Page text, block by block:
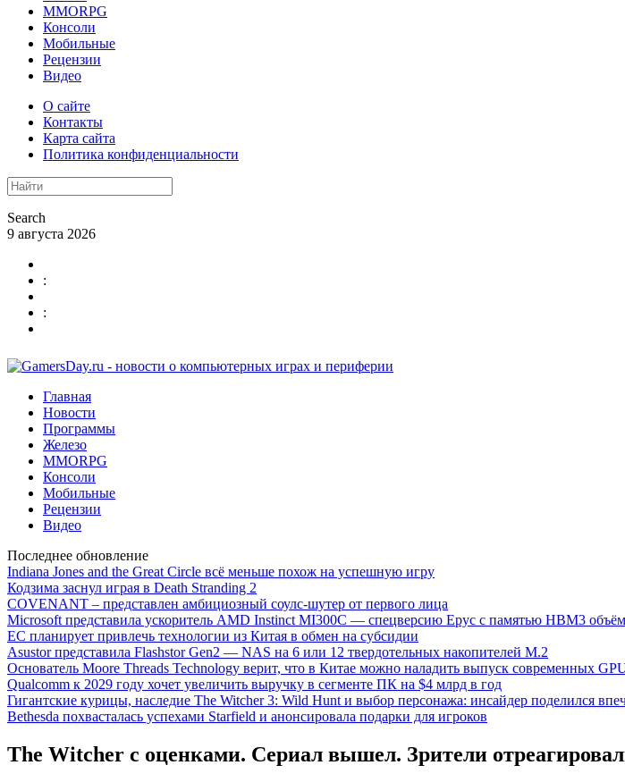
MMORPG
Консоли
Мобильные
Рецензии
Видео
О сайте
Контакты
Карта сайта
Политика конфиденциальности
Search
9 августа 2026
:
:
Главная
Новости
Программы
Железо
MMORPG
Консоли
Мобильные
Рецензии
Видео
Последнее обновление
Indiana Jones and the Great Circle всё меньше похож на успешную игру
Кодзима заснул играя в Death Stranding 2
COVENANT – представлен амбициозный соулс-шутер от первого лица
Microsoft представила ускоритель AMD Instinct MI300C — спецверсию Epyc с памятью HBM3
ЕС планирует привлечь технологии из Китая в обмен на субсидии
Asustor представила Flashstor Gen2 — NAS на 6 или 12 твердотельных накопителей M.2
Основатель Moore Threads Technology верит, что в Китае можно наладить выпуск современных
Qualcomm к 2029 году хочет увеличить выручку в сегменте ПК на $4 млрд в год
Гигантские курицы, наследие The Witcher 3: Wild Hunt и выбор персонажа: инсайдер поделился
Bethesda похвасталась успехами Starfield и анонсировала подарки для игроков
The Witcher с оценками. Сериал вышел. Зрители